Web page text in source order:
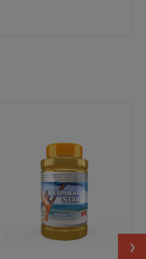
›